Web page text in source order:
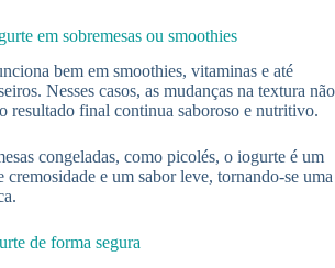
em sobremesas ou smoothies
bem em smoothies, vitaminas e até
Nesses casos, as mudanças na textura não
resultado final continua saboroso e nutritivo.
congeladas, como picolés, o iogurte é um
cremosidade e um sabor leve, tornando-se uma
de forma segura